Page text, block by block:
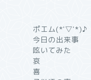
ポエム(*'▽'*)♪
今日の出来事
呟いてみた
哀
喜